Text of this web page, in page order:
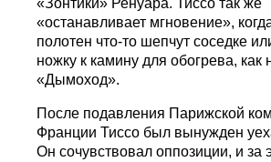
«Зонтики» Ренуара. Тиссо так же
«останавливает мгновение»,
полотен что-то шепчут соседке
ножку к камину для обогрева, как
«Дымоход».
После подавления Парижской
Франции Тиссо был вынужден
Он сочувствовал оппозиции, и за